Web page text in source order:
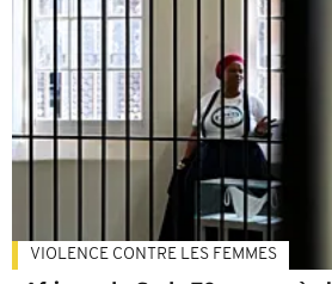
VIOLENCE CONTRE LES FEMMES